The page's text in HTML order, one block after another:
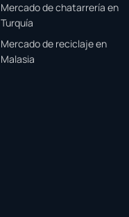
Mercado de chatarrería en
Turquía
Mercado de reciclaje en
Malasia